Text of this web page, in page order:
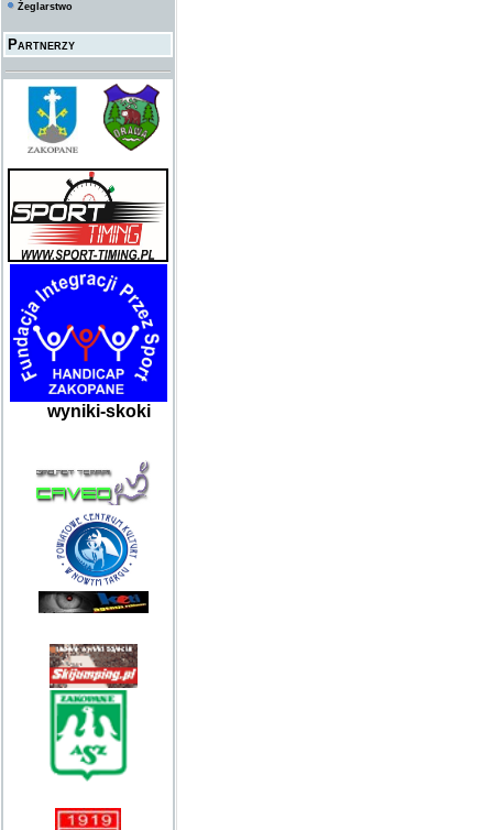
Żeglarstwo
Partnerzy
wyniki-skoki